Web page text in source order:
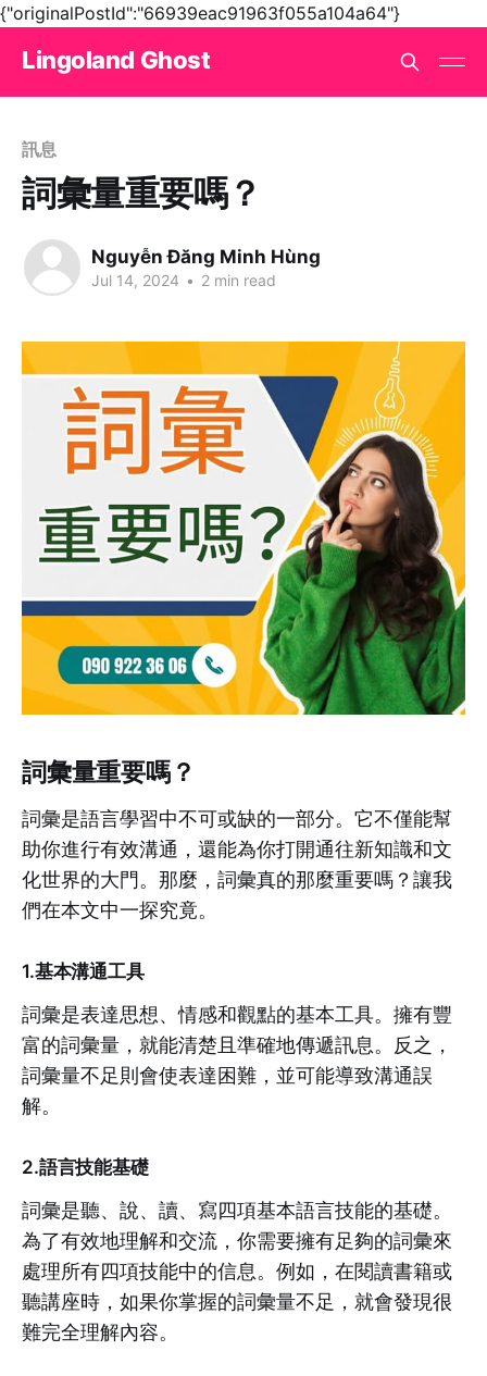
{"originalPostId":"66939eac91963f055a104a64"}
Lingoland Ghost
訊息
詞彙量重要嗎？
Nguyễn Đăng Minh Hùng
Jul 14, 2024 • 2 min read
詞彙量重要嗎？
詞彙是語言學習中不可或缺的一部分。它不僅能幫
助你進行有效溝通，還能為你打開通往新知識和文
化世界的大門。那麼，詞彙真的那麼重要嗎？讓我
們在本文中一探究竟。
1.基本溝通工具
詞彙是表達思想、情感和觀點的基本工具。擁有豐
富的詞彙量，就能清楚且準確地傳遞訊息。反之，
詞彙量不足則會使表達困難，並可能導致溝通誤
解。
2.語言技能基礎
詞彙是聽、說、讀、寫四項基本語言技能的基礎。
為了有效地理解和交流，你需要擁有足夠的詞彙來
處理所有四項技能中的信息。例如，在閱讀書籍或
聽講座時，如果你掌握的詞彙量不足，就會發現很
難完全理解內容。